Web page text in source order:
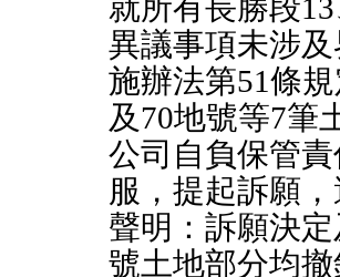
就所有長勝段
異議事項未涉
施辦法第51條
及70地號等7筆
公司自負保管
服，提起訴願
聲明：訴願決
號土地部分均